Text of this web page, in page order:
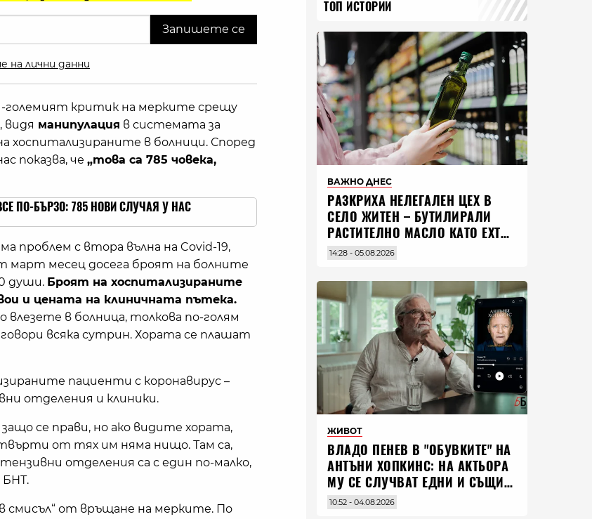
на лични данни
големият критик на мерките срещу
видя манипулация в системата за
хоспитализираните в болници. Според
показва, че „това са 785 човека,
ПО-БЪРЗО: 785 НОВИ СЛУЧАЯ У НАС
проблем с втора вълна на Covid-19,
март месец досега броят на болните
души. Броят на хоспитализираните
и цената на клиничната пътека.
в болница, толкова по-голям
всяка сутрин. Хората се плашат
пациенти с коронавирус –
отделения и клиники.
защо се прави, но ако видите хората,
от тях им няма нищо. Там са,
отделения са с един по-малко,
БНТ.
смисъл“ от връщане на мерките. По
ТОП ИСТОРИИ
ВАЖНО ДНЕС
РАЗКРИХА НЕЛЕГАЛЕН ЦЕХ В
СЕЛО ЖИТЕН – БУТИЛИРАЛИ
РАСТИТЕЛНО МАСЛО КАТО EXTRA
VIRGIN ЗЕХТИН
14:28 - 05.08.2026
ЖИВОТ
ВЛАДO ПЕНЕВ В "ОБУВКИТЕ" НА
АНТЪНИ ХОПКИНС: НА АКТЬОРА
МУ СЕ СЛУЧВАТ ЕДНИ И СЪЩИ
НЕЩА ПО ЦЕЛИЯ СВЯТ
10:52 - 04.08.2026